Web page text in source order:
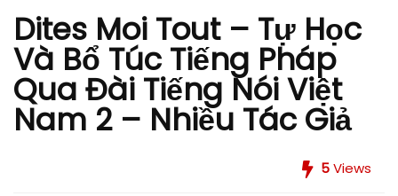
Dites Moi Tout – Tự Học
Và Bổ Túc Tiếng Pháp
Qua Đài Tiếng Nói Việt
Nam 2 – Nhiều Tác Giả
5Views